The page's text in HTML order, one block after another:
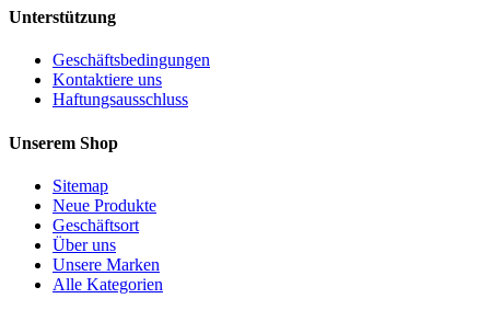
Unterstützung
Geschäftsbedingungen
Kontaktiere uns
Haftungsausschluss
Unserem Shop
Sitemap
Neue Produkte
Geschäftsort
Über uns
Unsere Marken
Alle Kategorien